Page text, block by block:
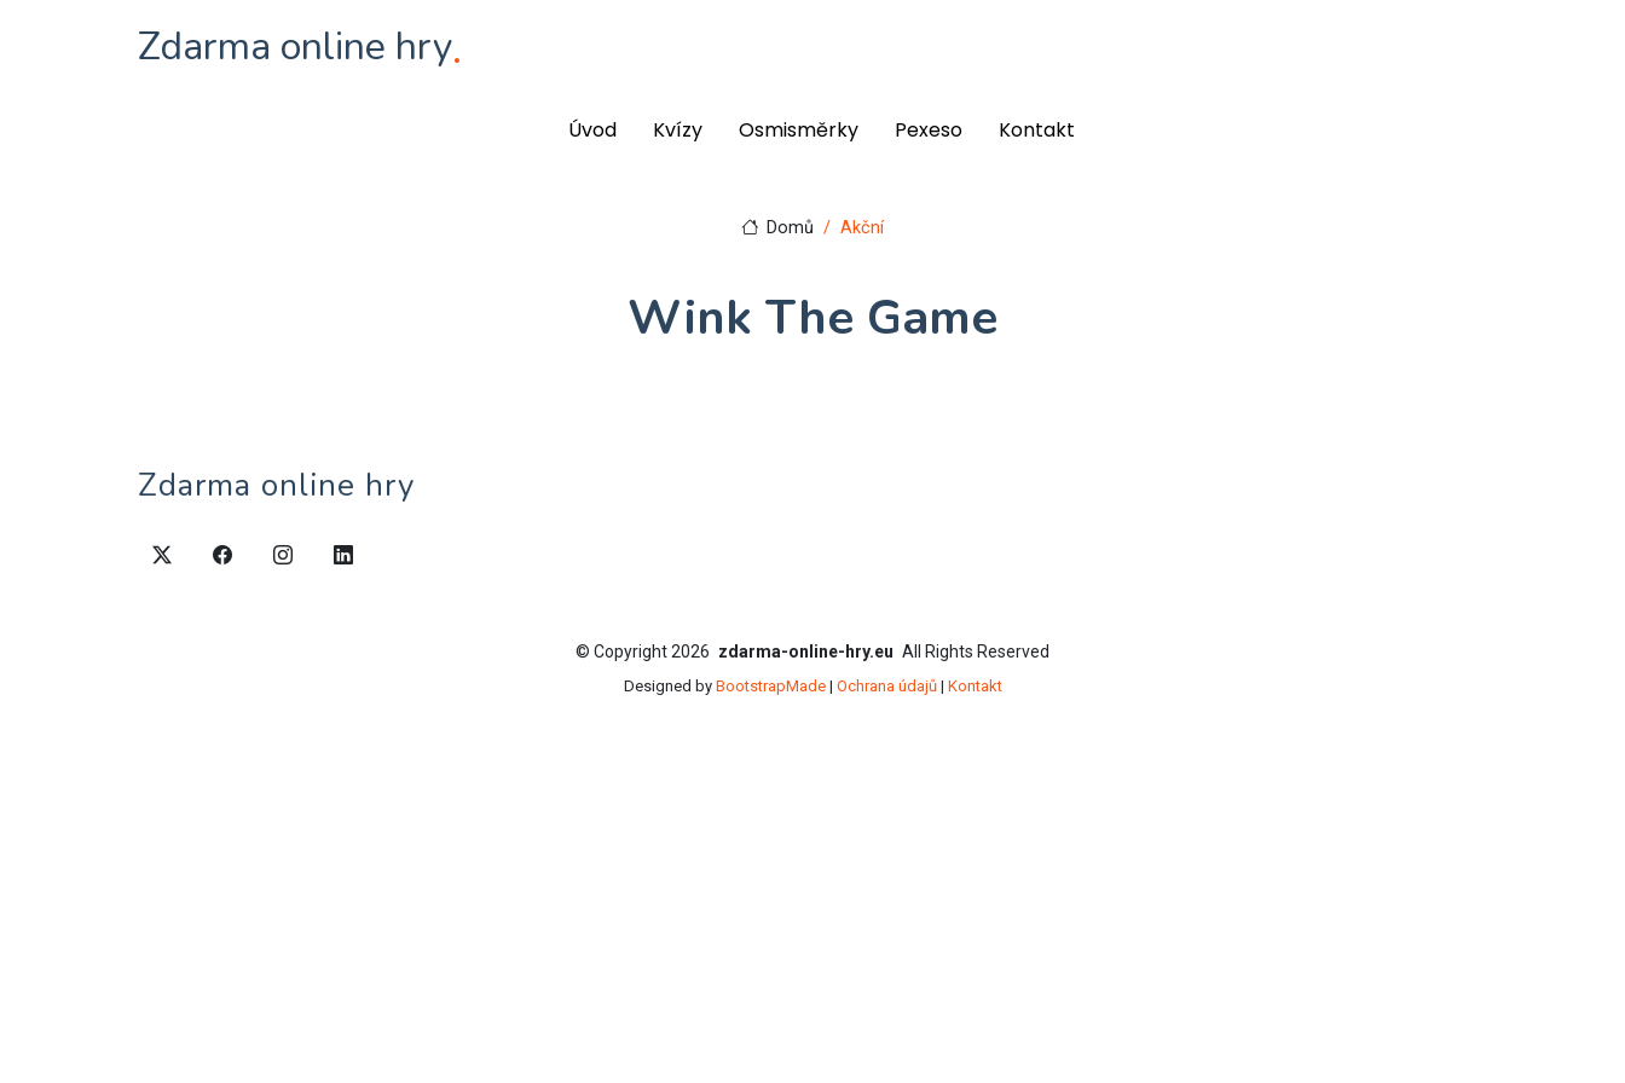
Zdarma online hry.
Úvod Kvízy Osmisměrky Pexeso Kontakt
Domů Akční
Wink The Game
Zdarma online hry
© Copyright2026 zdarma-online-hry.eu All Rights Reserved
Designed by BootstrapMade| Ochrana údajů| Kontakt